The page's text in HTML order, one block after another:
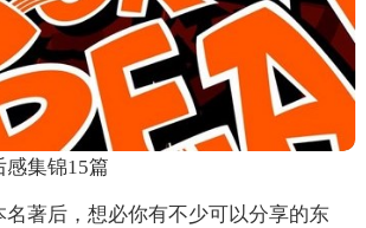
感集锦15篇
名著后，想必你有不少可以分享的东